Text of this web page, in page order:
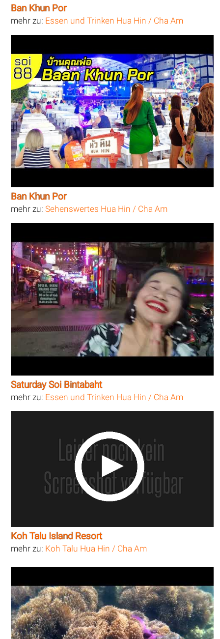
Ban Khun Por
mehr zu: Essen und Trinken Hua Hin / Cha Am
Ban Khun Por
mehr zu:Sehenswertes Hua Hin / Cha Am
Saturday Soi Bintabaht
mehr zu: Essen und Trinken Hua Hin / Cha Am
Koh Talu Island Resort
mehr zu: Koh Talu Hua Hin / Cha Am